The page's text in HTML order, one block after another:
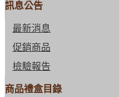
訊息公告
最新消息
促銷商品
檢驗報告
商品禮盒目錄